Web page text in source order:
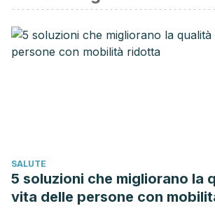
Survey of Ophthalmology. https://
6257(81)90145-4
Janssen, P. T., & Van Bijsterveld, O. P.
https://doi.org/10.1016/S1090-
GROSS, J. J., FREDRICKSON, B. L., &
(1994). The psychophysiology of crying.
SALUTE
5 soluzioni che migliorano la
vita delle persone con